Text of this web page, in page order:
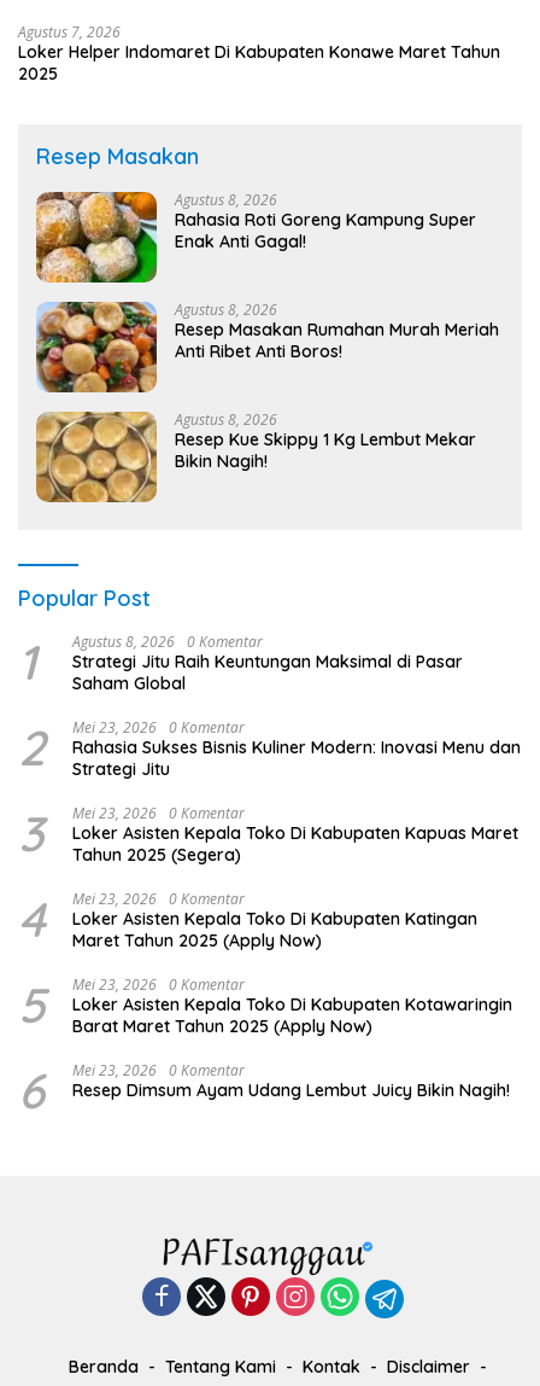
Agustus 7, 2026
Loker Helper Indomaret Di Kabupaten Konawe Maret Tahun
2025
Resep Masakan
Agustus 8, 2026
Rahasia Roti Goreng Kampung Super
Enak Anti Gagal!
Agustus 8, 2026
Resep Masakan Rumahan Murah Meriah
Anti Ribet Anti Boros!
Agustus 8, 2026
Resep Kue Skippy 1 Kg Lembut Mekar
Bikin Nagih!
Popular Post
1 Agustus 8, 2026 0 Komentar
Strategi Jitu Raih Keuntungan Maksimal di Pasar
Saham Global
2 Mei 23, 2026 0 Komentar
Rahasia Sukses Bisnis Kuliner Modern: Inovasi Menu dan
Strategi Jitu
3 Mei 23, 2026 0 Komentar
Loker Asisten Kepala Toko Di Kabupaten Kapuas Maret
Tahun 2025 (Segera)
4 Mei 23, 2026 0 Komentar
Loker Asisten Kepala Toko Di Kabupaten Katingan
Maret Tahun 2025 (Apply Now)
5 Mei 23, 2026 0 Komentar
Loker Asisten Kepala Toko Di Kabupaten Kotawaringin
Barat Maret Tahun 2025 (Apply Now)
6 Mei 23, 2026 0 Komentar
Resep Dimsum Ayam Udang Lembut Juicy Bikin Nagih!
Beranda Tentang Kami Kontak
Disclaimer